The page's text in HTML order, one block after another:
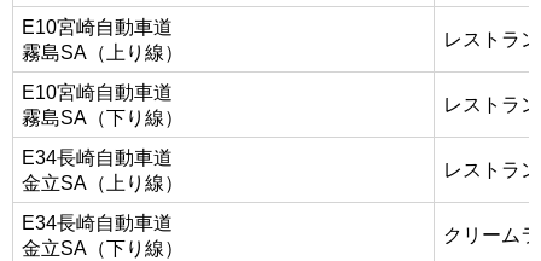
E10宮崎自動車道
霧島SA（上り線）
レストラ
E10宮崎自動車道
霧島SA（下り線）
レストラ
E34長崎自動車道
金立SA（上り線）
レストラ
E34長崎自動車道
金立SA（下り線）
クリーム